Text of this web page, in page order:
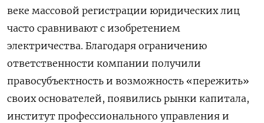
веке массовой регистрации юридических лиц
часто сравнивают с изобретением
электричества. Благодаря ограничению
ответственности компании получили
правосубъектность и возможность «пережить»
своих основателей, появились рынки капитала,
институт профессионального управления и